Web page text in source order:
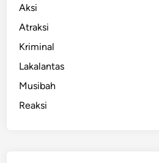
r
a
k
a
,
I
Aksi
Atraksi
Kriminal
Lakalantas
Musibah
Reaksi